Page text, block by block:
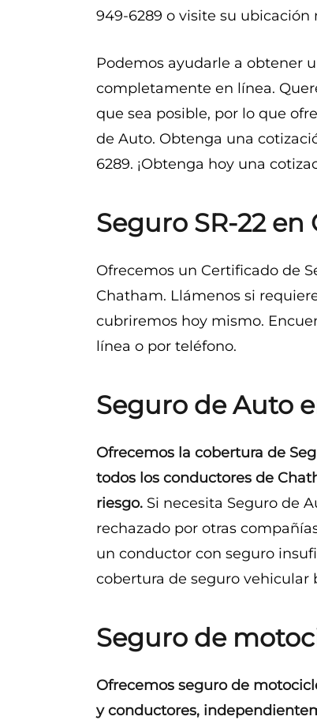
949-6289 o visite su ubicación
Podemos ayudarle a obtener
completamente en línea.
que sea posible, por lo que
de Auto. Obtenga una
6289. ¡Obtenga hoy una
Seguro SR-22
Ofrecemos un Certificado de
Chatham. Llámenos si
cubriremos hoy mismo.
línea o por teléfono.
Seguro de Auto
Ofrecemos la cobertura de
todos los conductores de
riesgo. Si necesita Seguro de
rechazado por otras
un conductor con seguro
cobertura de seguro vehicular
Seguro de
Ofrecemos seguro de
y conductores,